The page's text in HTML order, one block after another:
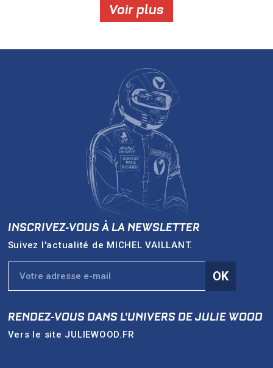
Voir plus
INSCRIVEZ-VOUS À LA NEWSLETTER
Suivez l'actualité de MICHEL VAILLANT.
OK
RENDEZ-VOUS DANS L'UNIVERS DEJULIE WOOD
Vers le site JULIEWOOD.FR